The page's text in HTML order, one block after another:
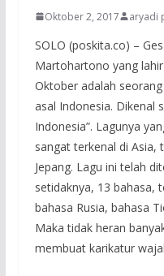
Oktober 2, 2017 aryadi
SOLO (poskita.co) –
Martohartono yang
Oktober adalah
asal Indonesia. Dikenal
Indonesia”. Lagunya
sangat terkenal di Asia,
Jepang. Lagu ini telah
setidaknya, 13 bahasa,
bahasa Rusia, bahasa
Maka tidak heran
membuat karikatur